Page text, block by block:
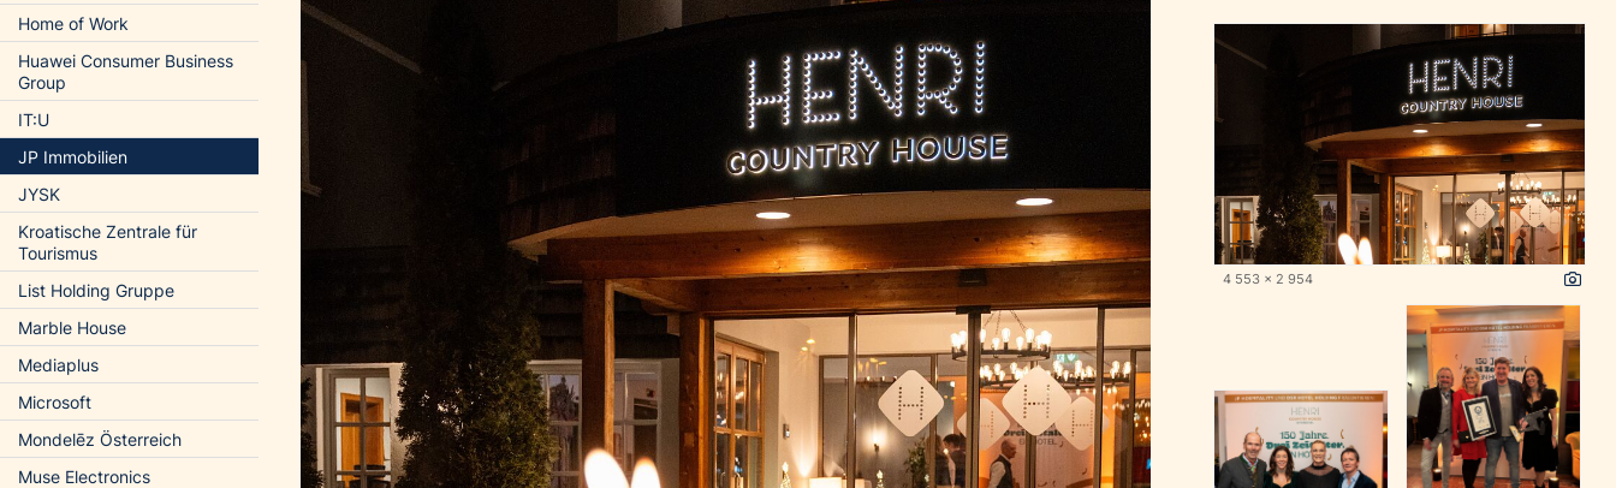
Home of Work
Huawei Consumer Business
Group
IT:U
JP Immobilien
JYSK
Kroatische Zentrale für
Tourismus
List Holding Gruppe
Marble House
Mediaplus
Microsoft
Mondelēz Österreich
Muse Electronics
4 553 x 2 954